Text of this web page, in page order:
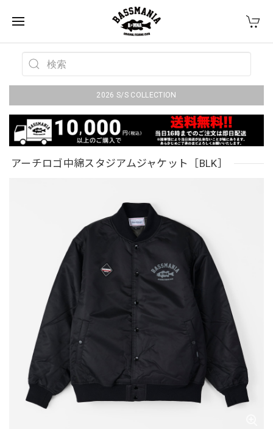
2026 S/S COLLECTION
アーチロゴ中綿スタジアムジャケット［BLK］